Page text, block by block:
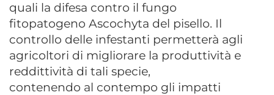
quali la difesa contro il fungo
fitopatogeno Ascochyta del pisello. Il
controllo delle infestanti permetterà agli
agricoltori di migliorare la produttività e
reddittività di tali specie,
contenendo al contempo gli impatti